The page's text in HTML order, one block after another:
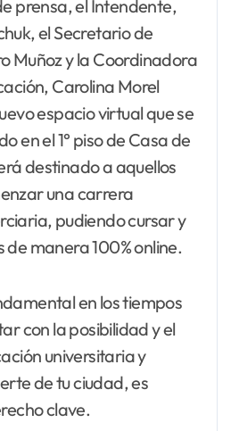
el Secretario de
Muñoz y la Coordinadora
Carolina Morel
espacio virtual que se
en el 1° piso de Casa de
destinado a aquellos
una carrera
pudiendo cursar y
manera 100% online.
en los tiempos
con la posibilidad y el
universitaria y
de tu ciudad, es
clave.